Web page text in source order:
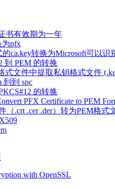
书有效期为一年
为pfx
的ca.key转换为Microsoft可以识
到 PEM 的转换
式文件中提取私钥格式文件
到到 spc
的转换
PFX Certificate to PEM
（.crt .cer .der）转为PEM格式
with OpenSSL